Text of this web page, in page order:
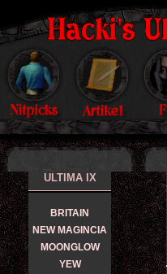
ULTIMA IX
BRITAIN
NEW MAGINCIA
MOONGLOW
YEW